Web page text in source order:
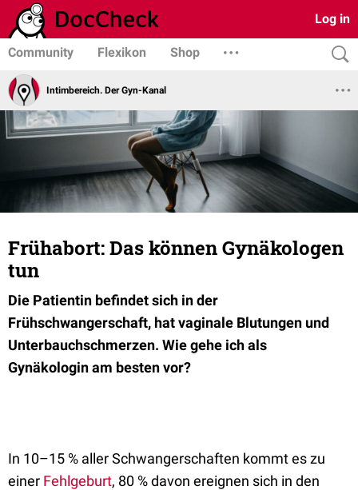
Log in
Community Flexikon Shop
Intimbereich. Der Gyn-Kanal
Frühabort: Das können Gynäkologen
tun
Die Patientin befindet sich in der
Frühschwangerschaft, hat vaginale Blutungen und
Unterbauchschmerzen. Wie gehe ich als
Gynäkologin am besten vor?
In 10–15 % aller Schwangerschaften kommt es zu
einer Fehlgeburt, 80 % davon ereignen sich in den